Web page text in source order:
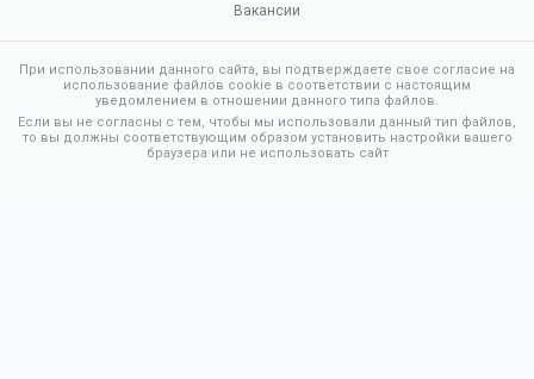
Вакансии
При использовании данного сайта, вы подтверждаете свое согласие на
использование файлов cookie в соответствии с настоящим
уведомлением в отношении данного типа файлов.
Если вы не согласны с тем, чтобы мы использовали данный тип файлов,
то вы должны соответствующим образом установить настройки вашего
браузера или не использовать сайт